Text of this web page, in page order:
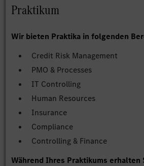
Praktikum
Wir bieten Praktika in folgenden
Credit Risk Management
PMO & Processes
IT Controlling
Human Resources
Insurance
Compliance
Controlling & Finance
Während Ihres Praktikums erhalten